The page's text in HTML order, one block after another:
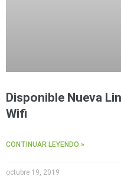
Disponible Nueva
Wifi
CONTINUAR LEYENDO »
octubre 19, 2019